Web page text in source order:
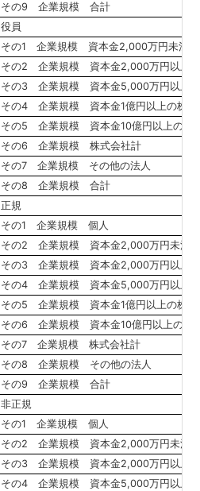
その9 企業規模 合計
役員
その1 企業規模 資本金2,000万円未満の
その2 企業規模 資本金2,000万円以上
その3 企業規模 資本金5,000万円以上
その4 企業規模 資本金1億円以上の株式
その5 企業規模 資本金10億円以上の株
その6 企業規模 株式会社計
その7 企業規模 その他の法人
その8 企業規模 合計
正規
その1 企業規模 個人
その2 企業規模 資本金2,000万円未満
その3 企業規模 資本金2,000万円以上
その4 企業規模 資本金5,000万円以上
その5 企業規模 資本金1億円以上の株式
その6 企業規模 資本金10億円以上の株
その7 企業規模 株式会社計
その8 企業規模 その他の法人
その9 企業規模 合計
非正規
その1 企業規模 個人
その2 企業規模 資本金2,000万円未満
その3 企業規模 資本金2,000万円以上
その4 企業規模 資本金5,000万円以上